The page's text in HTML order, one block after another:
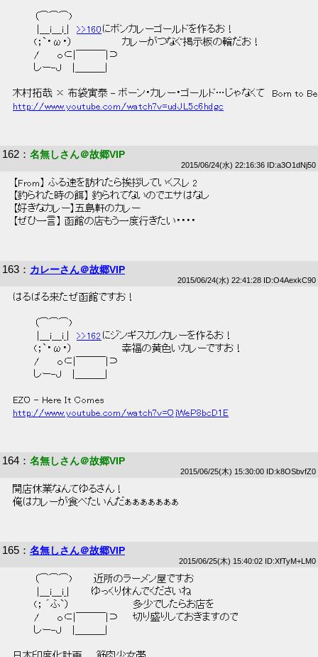
（⌒⌒⌒)
|＿i＿i_| >>160 にボンカレーゴールドを作るお！
(；`・ω・）　　　　　　　カレーがつなぐ掲示板の輪だお！
/　　 ｏ⊂|￣￣￣|⊃
しー-Ｊ　 |＿＿＿|
木村拓哉 × 布袋寅泰 - ボーン・カレー・ゴールド…じゃなくて　Born to
http://www.youtube.com/watch?v=udJL5c6hdgc
162 ： 名無しさん＠故郷VIP
2015/06/24(水) 22:16:36 ID:a3O1dNj50
【From】 ふる速を訪れたら挨拶していくスレ 2
【釣られた時の餌】 釣られてないのでエサはなし
【好きなカレー】五島軒のカレー
【ぜひ一言】 函館の店もう一度行きたい・・・・
163 ： カレーさん＠故郷VIP
2015/06/24(水) 22:41:28 ID:O4AexkC90
はるばる来たぜ函館ですお！
（⌒⌒⌒)
|＿i＿i_| >>162 にジンギスカンカレーを作るお！
(；`・ω・）　　　　　　　幸福の黄色いカレーですお！
/　　 ｏ⊂|￣￣￣|⊃
しー-Ｊ　 |＿＿＿|
EZO - Here It Comes
http://www.youtube.com/watch?v=OjWeP8bcD1E
164 ： 名無しさん＠故郷VIP
2015/06/25(木) 15:30:00 ID:k8OSbvfZ0
開店休業なんてゆるさん！
俺はカレーが食べたいんだぁぁぁぁぁぁぁ
165 ： 名無しさん＠故郷VIP
2015/06/25(木) 15:40:02 ID:XfTyM+LM0
（⌒⌒⌒)　　　近所のラーメン屋ですお
|＿i＿i_|　　　ゆっくり休んでくださいね
(； ´ふ`）　　　　　　　　　多少でしたらお店を
/　　 ｏ⊂|￣￣￣|⊃　　切り盛りしておきますので
しー-Ｊ　 |＿＿＿|